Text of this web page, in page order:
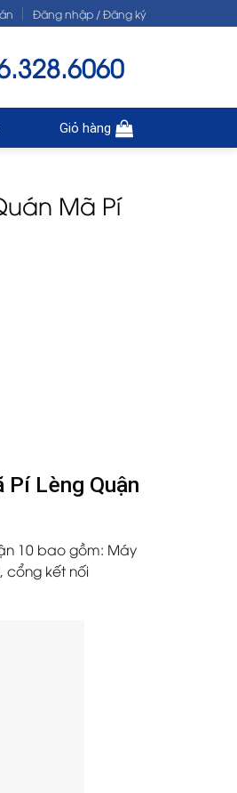
Đăng nhập / Đăng ký
Giỏ hàng
Mã Pí
Lèng Quận
10 bao gồm: Máy
cổng kết nối